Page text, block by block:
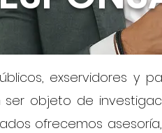
exservidores y
objeto de
ofrecemos